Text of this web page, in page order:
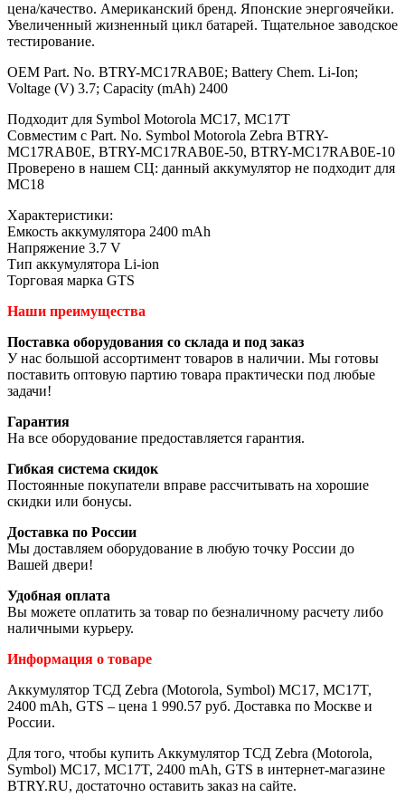
цена/качество. Американский бренд. Японские энергоячейки.
Увеличенный жизненный цикл батарей. Тщательное заводское
тестирование.
OEM Part. No. BTRY-MC17RAB0E; Battery Chem. Li-Ion;
Voltage (V) 3.7; Capacity (mAh) 2400
Подходит для Symbol Motorola MC17, MC17T
Совместим с Part. No. Symbol Motorola Zebra BTRY-
MC17RAB0E, BTRY-MC17RAB0E-50, BTRY-MC17RAB0E-10
Проверено в нашем СЦ: данный аккумулятор не подходит для
MC18
Характеристики:
Емкость аккумулятора 2400 mAh
Напряжение 3.7 V
Тип аккумулятора Li-ion
Торговая марка GTS
Наши преимущества
Поставка оборудования со склада и под заказ
У нас большой ассортимент товаров в наличии. Мы готовы
поставить оптовую партию товара практически под любые
задачи!
Гарантия
На все оборудование предоставляется гарантия.
Гибкая система скидок
Постоянные покупатели вправе рассчитывать на хорошие
скидки или бонусы.
Доставка по России
Мы доставляем оборудование в любую точку России до
Вашей двери!
Удобная оплата
Вы можете оплатить за товар по безналичному расчету либо
наличными курьеру.
Информация о товаре
Аккумулятор ТСД Zebra (Motorola, Symbol) MC17, MC17T,
2400 mAh, GTS – цена 1 990.57 руб. Доставка по Москве и
России.
Для того, чтобы купить Аккумулятор ТСД Zebra (Motorola,
Symbol) MC17, MC17T, 2400 mAh, GTS в интернет-магазине
BTRY.RU, достаточно оставить заказ на сайте.